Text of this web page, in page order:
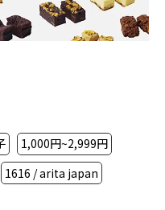
1,000円~2,999円
1616 / arita japan